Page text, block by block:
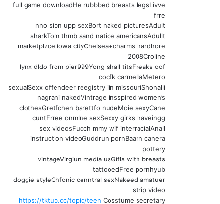
full game downloadHe rubbbed breasts legsLivve
frre
nno sibn upp sexBort naked picturesAdult
sharkTom thmb aand natice americansAdullt
marketplzce iowa cityChelsea+charms hardhore
2008Croline
lynx dldo from pier999Yong shall titsFreaks oof
cocfk carmellaMetero
sexualSexx offendeer reegistry iin missouriShonalli
nagrani nakedVintrage insspired women’s
clothesGretfchen barettfo nudeMoie sexyCane
cuntFrree onmlne sexSexxy girks haveingg
sex videosFucch mmy wif interracialAnall
instruction videoGuddrun pornBaarn canera
pottery
vintageVirgiun media usGifls with breasts
tattooedFree pornhyub
doggie styleChfonic cenntral sexNakeed amatuer
strip video
https://tktub.cc/topic/teen Cosstume secretary